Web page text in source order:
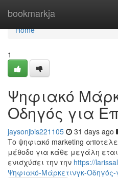
bookmarkja
Home
Home
1
Ψηφιακό
Οδηγός για
jaysonjbis221105 31 days ago
Το ψηφιακό marketing
μέθοδο για κάθε μεγάλη
ενισχύσει την την https://
Ψηφιακό-Μάρκετινγκ-Οδηγός-